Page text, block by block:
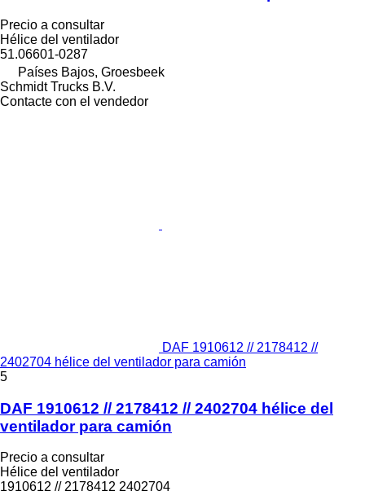
Precio a consultar
Hélice del ventilador
51.06601-0287
Países Bajos, Groesbeek
Schmidt Trucks B.V.
Contacte con el vendedor
DAF 1910612 // 2178412 //
2402704 hélice del ventilador para camión
5
DAF 1910612 // 2178412 // 2402704 hélice del
ventilador para camión
Precio a consultar
Hélice del ventilador
1910612 // 2178412 2402704